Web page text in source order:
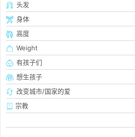
头发
身体
高度
Weight
有孩子们
想生孩子
改变城市/国家的爱
宗教